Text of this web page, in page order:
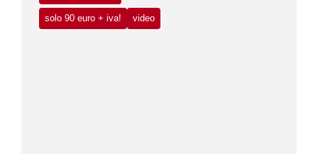
solo 90 euro + iva! video